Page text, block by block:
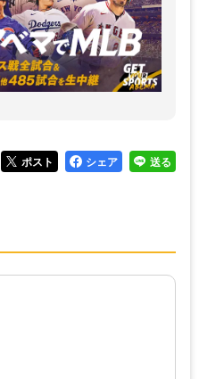
ポスト シェア 送る